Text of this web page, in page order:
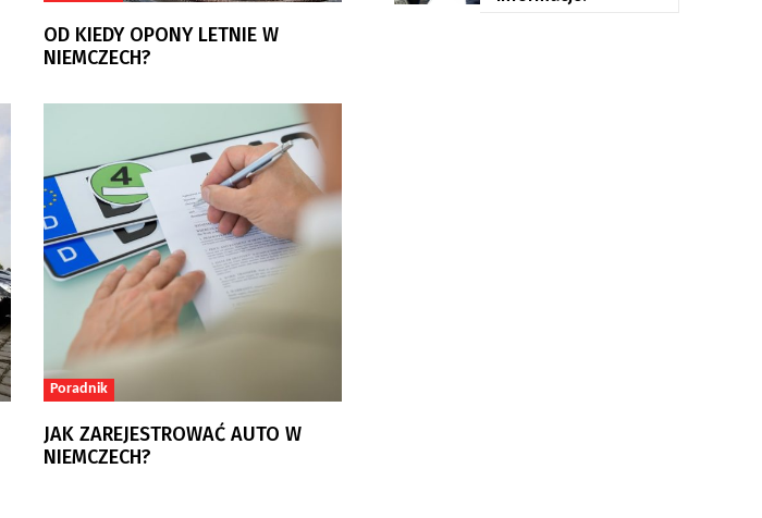
OD KIEDY OPONY LETNIE W
NIEMCZECH?
Poradnik
JAK ZAREJESTROWAĆ AUTO W
NIEMCZECH?